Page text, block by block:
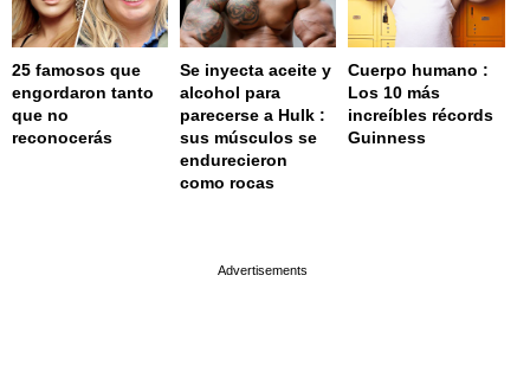
25 famosos que
engordaron tanto
que no
reconocerás
Se inyecta aceite y
alcohol para
parecerse a Hulk :
sus músculos se
endurecieron
como rocas
Cuerpo humano :
Los 10 más
increíbles récords
Guinness